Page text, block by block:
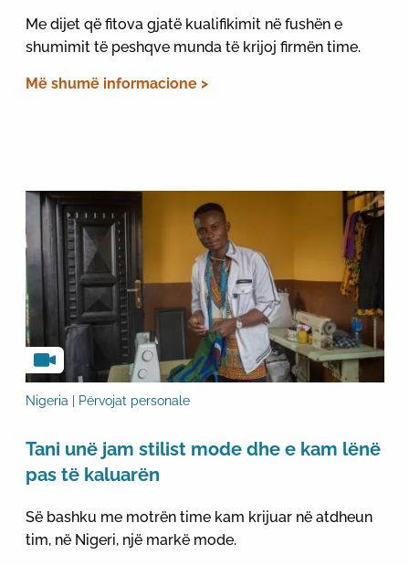
Me dijet që fitova gjatë kualifikimit në fushën e
shumimit të peshqve munda të krijoj firmën time.
Më shumë informacione >
Nigeria | Përvojat personale
Tani unë jam stilist mode dhe e kam lënë
pas të kaluarën
Së bashku me motrën time kam krijuar në atdheun
tim, në Nigeri, një markë mode.